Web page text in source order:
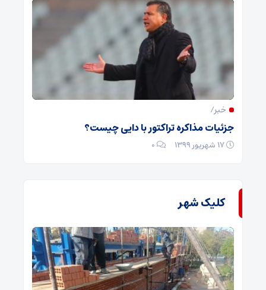
خبر/
جزئیات مذاکره تراکتور با دایی چیست؟
۰
کلیک شهر